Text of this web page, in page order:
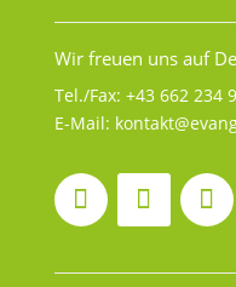
Wir freuen uns auf
Tel./Fax: +43 662 234
E-Mail: